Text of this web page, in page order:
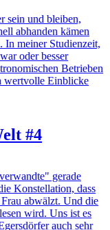
sein und bleiben,
abhanden kämen
In meiner Studienzeit,
oder besser
Betrieben
wertvolle Einblicke
#4
gerade
Konstellation, dass
abwälzt. Und die
wird. Uns ist es
auch sehr